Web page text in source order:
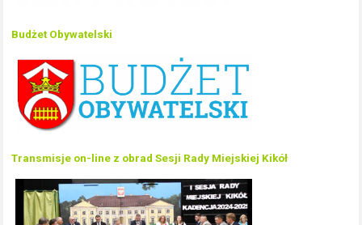
Budżet Obywatelski
Transmisje on-line z obrad Sesji Rady Miejskiej Kikół